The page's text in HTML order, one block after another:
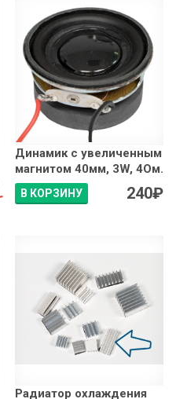
Динамик с увеличенным
магнитом 40мм, 3W, 4Ом.
В КОРЗИНУ 240₽
Радиатор охлаждения